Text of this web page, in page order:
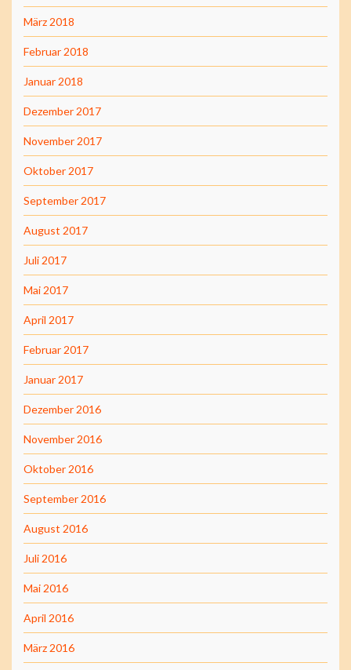
März 2018
Februar 2018
Januar 2018
Dezember 2017
November 2017
Oktober 2017
September 2017
August 2017
Juli 2017
Mai 2017
April 2017
Februar 2017
Januar 2017
Dezember 2016
November 2016
Oktober 2016
September 2016
August 2016
Juli 2016
Mai 2016
April 2016
März 2016